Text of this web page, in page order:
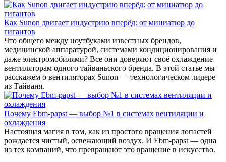
Как Sunon двигает индустрию вперёд: от миниатюр до
гигантов
Что общего между ноутбуками известных брендов,
медицинской аппаратурой, системами кондиционирования и
даже электромобилями? Все они доверяют своё охлаждение
вентиляторам одного тайваньского бренда. В этой статье мы
расскажем о вентиляторах Sunon — технологическом лидере
из Тайваня.
Почему Ebm-papst — выбор №1 в системах вентиляции и
охлаждения
Настоящая магия в том, как из простого вращения лопастей
рождается чистый, освежающий воздух. И Ebm-papst — одна
из тех компаний, что превращают это вращение в искусство.